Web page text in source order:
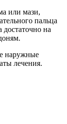
или мази,
пальца
достаточно на
наружные
лечения.